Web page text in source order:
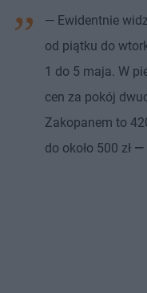
— Ewidentnie
od piątku do
1 do 5 maja. W
cen za pokój
Zakopanem to
do około 500 zł —